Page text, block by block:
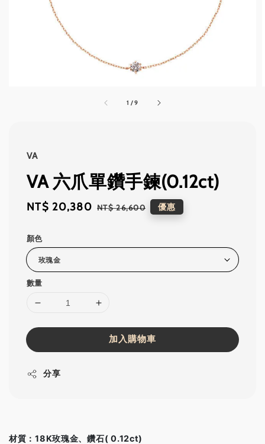
1 /9
VA
VA 六爪單鑽手鍊(0.12ct)
Sale
NT$ 20,380 Regular
NT$ 26,600 優惠
顏色
數量
加入購物車
分享
材質：18K玫瑰金、鑽石( 0.12ct)